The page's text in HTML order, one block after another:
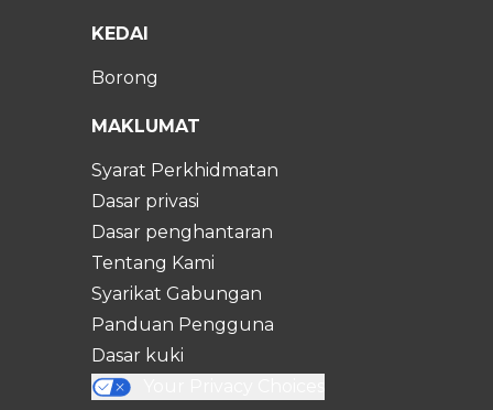
KEDAI
Borong
MAKLUMAT
Syarat Perkhidmatan
Dasar privasi
Dasar penghantaran
Tentang Kami
Syarikat Gabungan
Panduan Pengguna
Dasar kuki